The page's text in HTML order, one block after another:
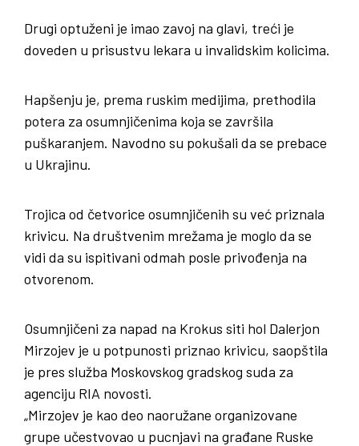
Drugi optuženi je imao zavoj na glavi, treći je
doveden u prisustvu lekara u invalidskim kolicima.
Hapšenju je, prema ruskim medijima, prethodila
potera za osumnjičenima koja se završila
puškaranjem. Navodno su pokušali da se prebace
u Ukrajinu.
Trojica od četvorice osumnjičenih su već priznala
krivicu. Na društvenim mrežama je moglo da se
vidi da su ispitivani odmah posle privođenja na
otvorenom.
Osumnjičeni za napad na Krokus siti hol Dalerjon
Mirzojev je u potpunosti priznao krivicu, saopštila
je pres služba Moskovskog gradskog suda za
agenciju RIA novosti.
„Mirzojev je kao deo naoružane organizovane
grupe učestvovao u pucnjavi na građane Ruske